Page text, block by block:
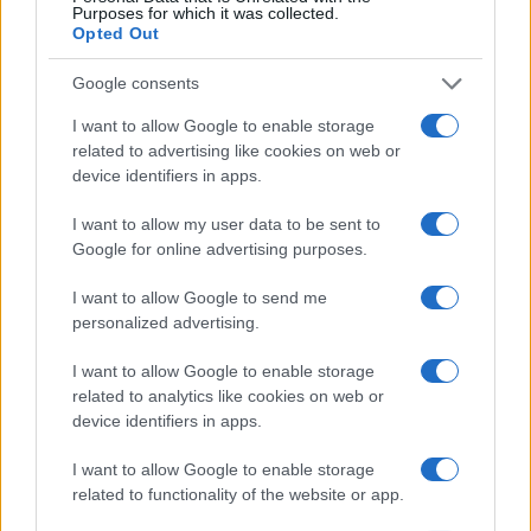
Purposes for which it was collected.
Opted Out
Google consents
I want to allow Google to enable storage
related to advertising like cookies on web or
device identifiers in apps.
I want to allow my user data to be sent to
Google for online advertising purposes.
I want to allow Google to send me
personalized advertising.
I want to allow Google to enable storage
related to analytics like cookies on web or
device identifiers in apps.
I want to allow Google to enable storage
related to functionality of the website or app.
Un análisis de sangre permitirá
detectar 50 tipos de cáncer
28 junio, 2021
Últimas Noticias
Señala una noticia